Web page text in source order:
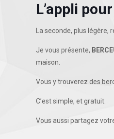
L’appli
La seconde, plus légère,
Je vous présente,
maison.
Vous y trouverez des
C’est simple, et gratuit.
Vous aussi partagez